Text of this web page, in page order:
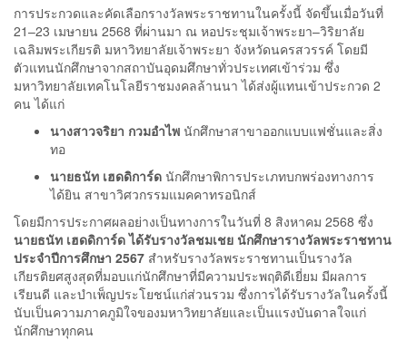
การประกวดและคัดเลือกรางวัลพระราชทานในครั้งนี้ จัดขึ้นเมื่อวันที่
21–23 เมษายน 2568 ที่ผ่านมา ณ หอประชุมเจ้าพระยา–วิริยาลัย
เฉลิมพระเกียรติ มหาวิทยาลัยเจ้าพระยา จังหวัดนครสวรรค์ โดยมี
ตัวแทนนักศึกษาจากสถาบันอุดมศึกษาทั่วประเทศเข้าร่วม ซึ่ง
มหาวิทยาลัยเทคโนโลยีราชมงคลล้านนา ได้ส่งผู้แทนเข้าประกวด 2
คน ได้แก่
นางสาวจริยา กวมอำไพ นักศึกษาสาขาออกแบบแฟชั่นและสิ่ง
ทอ
นายธนัท เฮดดิการ์ด นักศึกษาพิการประเภทบกพร่องทางการ
ได้ยิน สาขาวิศวกรรมแมคคาทรอนิกส์
โดยมีการประกาศผลอย่างเป็นทางการในวันที่ 8 สิงหาคม 2568 ซึ่ง
นายธนัท เฮดดิการ์ด ได้รับรางวัลชมเชย นักศึกษารางวัลพระราชทาน
ประจำปีการศึกษา 2567 สำหรับรางวัลพระราชทานเป็นรางวัล
เกียรติยศสูงสุดที่มอบแก่นักศึกษาที่มีความประพฤติดีเยี่ยม มีผลการ
เรียนดี และบำเพ็ญประโยชน์แก่ส่วนรวม ซึ่งการได้รับรางวัลในครั้งนี้
นับเป็นความภาคภูมิใจของมหาวิทยาลัยและเป็นแรงบันดาลใจแก่
นักศึกษาทุกคน